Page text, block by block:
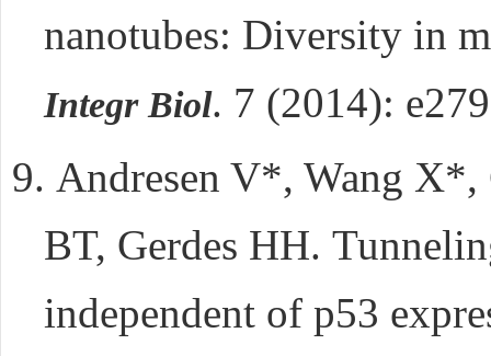
nanotubes: Diversity in
Integr Biol. 7 (2014):
9. Andresen V*, Wang X*,
BT, Gerdes HH.
independent of p53